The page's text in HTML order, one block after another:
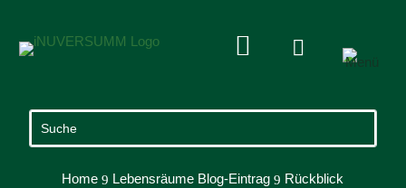
 
Home 9 Lebensräume Blog-Eintrag 9 Rückblick